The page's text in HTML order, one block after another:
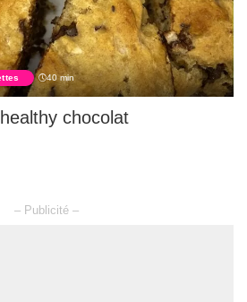
40 min
chocolat
– Publicité –